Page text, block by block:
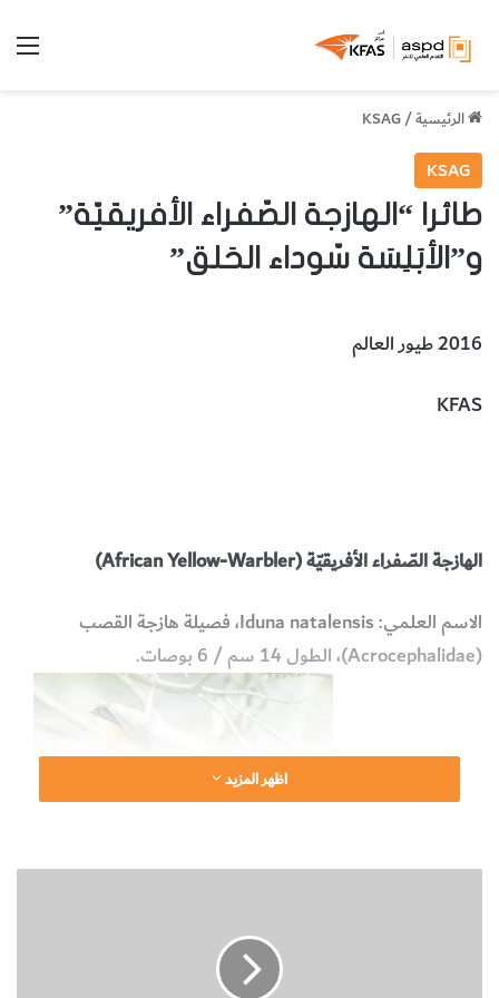
الرئيسية/
KSAG
KSAG
طائرا “الهازجة الصّفراء الأفريقيّة”
و”الأبَلِسَة سّوداء الحَلق”
2016 طيور العالم
KFAS
الهازجة الصّفراء الأفريقيّة (African Yellow-Warbler
)
الاسم العلمي:Iduna natalensis، فصيلة هازجة القصب
(
Acrocephalidae)، الطول 14 سم / 6 بوصات.
اظهر المزيد